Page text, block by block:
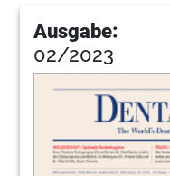
Ausgabe:
02/2023